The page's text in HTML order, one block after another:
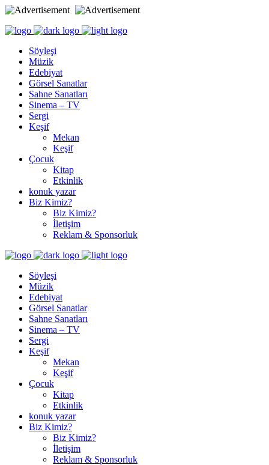
Söyleşi
Müzik
Edebiyat
Görsel Sanatlar
Sahne Sanatları
Sinema – TV
Sergi
Keşif
Mekan
Keşif
Çocuk
Kitap
Etkinlik
konuk yazar
Biz Kimiz?
Biz Kimiz?
İletişim
Reklam & Sponsorluk
Söyleşi
Müzik
Edebiyat
Görsel Sanatlar
Sahne Sanatları
Sinema – TV
Sergi
Keşif
Mekan
Keşif
Çocuk
Kitap
Etkinlik
konuk yazar
Biz Kimiz?
Biz Kimiz?
İletişim
Reklam & Sponsorluk